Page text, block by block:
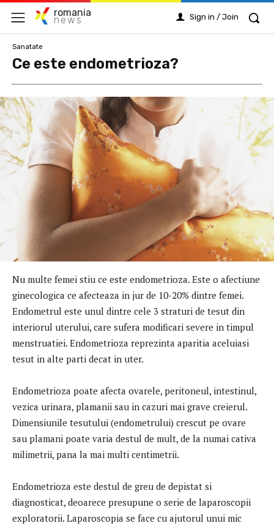
romania
news Sign in / Join
Sanatate
Ce este endometrioza?
Nu multe femei stiu ce este endometrioza. Este o afectiune
ginecologica ce afecteaza in jur de 10-20% dintre femei.
Endometrul este unul dintre cele 3 straturi de tesut din
interiorul uterului, care sufera modificari severe in timpul
menstruatiei. Endometrioza reprezinta aparitia aceluiasi
tesut in alte parti decat in uter.
Endometrioza poate afecta ovarele, peritoneul, intestinul,
vezica urinara, plamanii sau in cazuri mai grave creierul.
Dimensiunile tesutului (endometrului) crescut pe ovare
sau plamani poate varia destul de mult, de la numai cativa
milimetrii, pana la mai multi centimetrii.
Endometrioza este destul de greu de depistat si
diagnosticat, deoarece presupune o serie de laparoscopii
exploratorii. Laparoscopia se face cu ajutorul unui mic